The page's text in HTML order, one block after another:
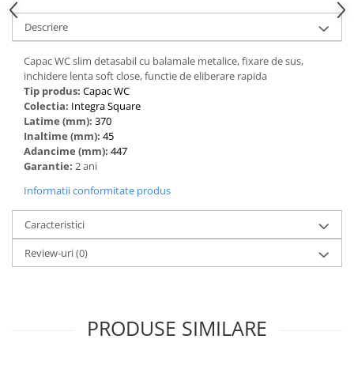
Descriere
Capac WC slim detasabil cu balamale metalice, fixare de sus,
inchidere lenta soft close, functie de eliberare rapida
Tip produs: Capac WC
Colectia: Integra Square
Latime (mm): 370
Inaltime (mm): 45
Adancime (mm): 447
Garantie: 2 ani
Informatii conformitate produs
Caracteristici
Review-uri(0)
PRODUSE SIMILARE